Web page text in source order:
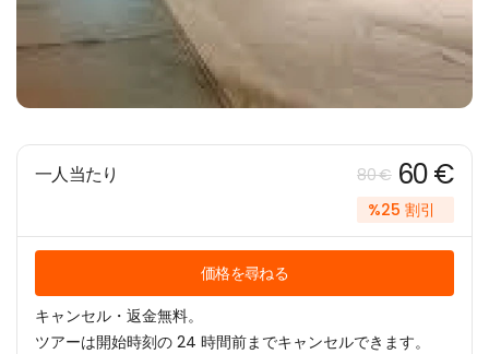
一人当たり 80 € 60 €
%25 割引
価格を尋ねる
キャンセル・返金無料。
ツアーは開始時刻の 24 時間前までキャンセルできます。